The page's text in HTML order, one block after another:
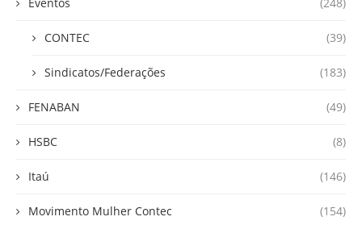
CONTEC (39)
Sindicatos/Federações (183)
FENABAN (49)
HSBC (8)
Itaú (146)
Movimento Mulher Contec (154)